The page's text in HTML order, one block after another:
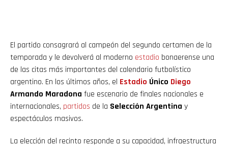
El partido consagrará al campeón del segundo certamen de la
temporada y le devolverá al moderno estadio bonaerense una
de las citas más importantes del calendario futbolístico
argentino. En los últimos años, el Estadio Único Diego
Armando Maradona fue escenario de finales nacionales e
internacionales, partidos de la Selección Argentina y
espectáculos masivos.
La elección del recinto responde a su capacidad, infraestructura